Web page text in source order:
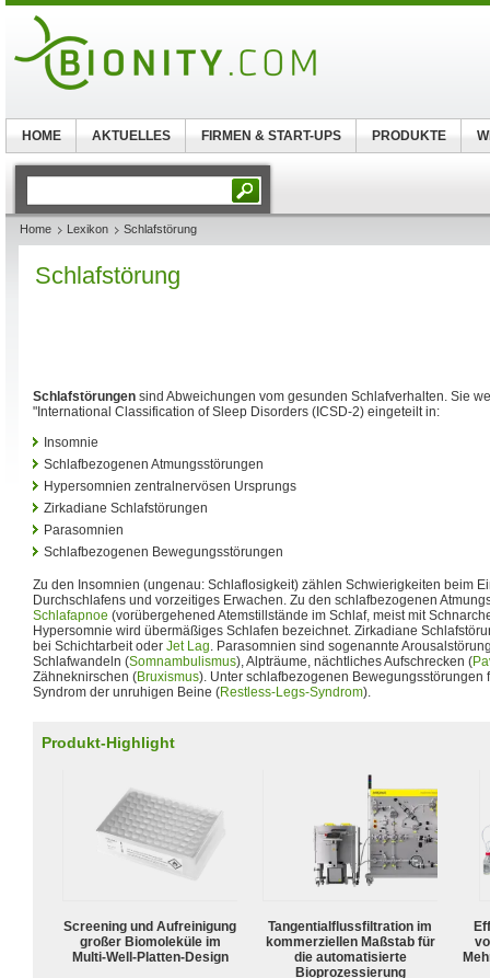
Home Lexikon Schlafstörung
Schlafstörung
Schlafstörungen sind Abweichungen vom gesunden Schlafverhalten. Sie
"International Classification of Sleep Disorders (ICSD-2) eingeteilt in:
Insomnie
Schlafbezogenen Atmungsstörungen
Hypersomnien zentralnervösen Ursprungs
Zirkadiane Schlafstörungen
Parasomnien
Schlafbezogenen Bewegungsstörungen
Zu den Insomnien (ungenau: Schlaflosigkeit) zählen Schwierigkeiten beim
Durchschlafens und vorzeitiges Erwachen. Zu den schlafbezogenen
Schlafapnoe (vorübergehened Atemstillstände im Schlaf, meist mit
Hypersomnie wird übermäßiges Schlafen bezeichnet. Zirkadiane
bei Schichtarbeit oder Jet Lag. Parasomnien sind sogenannte
Schlafwandeln (Somnambulismus), Alpträume, nächtliches Aufschrecken (
Zähneknirschen (Bruxismus). Unter schlafbezogenen Bewegungsstörungen
Syndrom der unruhigen Beine (Restless-Legs-Syndrom).
Produkt-Highlight
Screening und Aufreinigung
großer Biomoleküle im
Multi-Well-Platten-Design
Tangentialflussfiltration im
kommerziellen Maßstab für
die automatisierte
Bioprozessierung
HOME AKTUELLES FIRMEN & START-UPS PRODUKTE